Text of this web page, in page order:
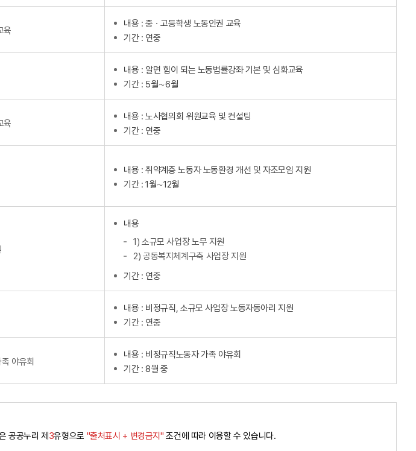
육
내용 : 중ㆍ고등학생 노동인권 교육
기간 : 연중
내용 : 알면 힘이 되는 노동법률강좌 기본 및 심화교육
기간 : 5월∼6월
육
내용 : 노사협의회 위원교육 및 컨설팅
기간 : 연중
내용 : 취약계층 노동자 노동환경 개선 및 자조모임 지원
기간 : 1월∼12월
내용
1) 소규모 사업장 노무 지원
2) 공동복지체계구축 사업장 지원
기간 : 연중
내용 : 비정규직, 소규모 사업장 노동자동아리 지원
기간 : 연중
야유회
내용 : 비정규직노동자 가족 야유회
기간 : 8월 중
공공누리 제 3유형으로 "출처표시 + 변경금지" 조건에 따라 이용할 수 있습니다.